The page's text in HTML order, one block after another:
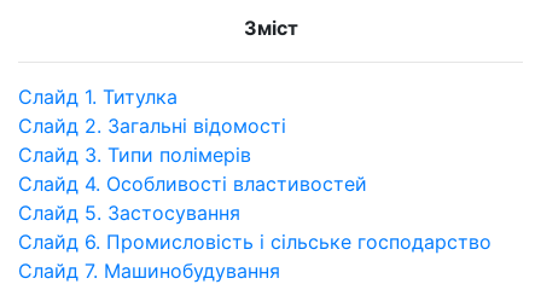
Зміст
Слайд 1. Титулка
Слайд 2. Загальні відомості
Слайд 3. Типи полімерів
Слайд 4. Особливості властивостей
Слайд 5. Застосування
Слайд 6. Промисловість і сільське господарство
Слайд 7. Машинобудування